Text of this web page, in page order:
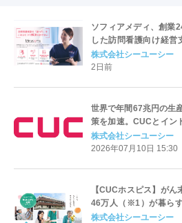
ソフィアメディ、創業
した訪問看護向け経
ルコムズ）」を提供開始
株式会社シーユーシー
2日前
世界で年間67兆円の生
策を加速。CUCとイン
クスモ病院、眼科領域
株式会社シーユーシー
2026年07月10日 15:30
【CUCホスピス】が
46万人（※1）が暮ら
も「自宅」でもない、
株式会社シーユーシー